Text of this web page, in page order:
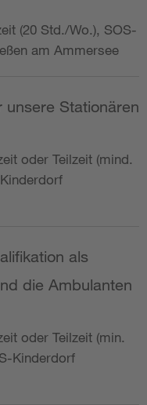
(20 Std./Wo.), SOS-
am Ammersee
Stationären
oder Teilzeit (mind.
als
die Ambulanten
oder Teilzeit (min.
Kinderdorf